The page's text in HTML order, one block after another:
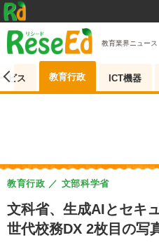
教育業界ニュース
ビス 教育行政 ICT機器
文科省、生成AIとセキ
世代校務DX 2枚目の写
教育行政 文部科学省